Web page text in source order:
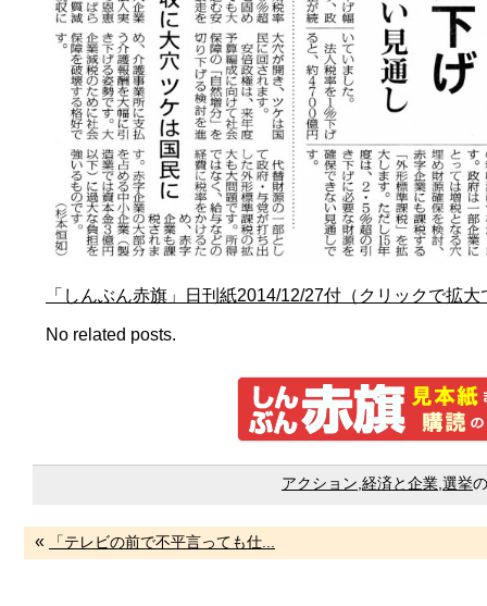
「しんぶん赤旗」日刊紙2014/12/27付（クリックで拡
No related posts.
アクション 経済と企業 選挙
« 「テレビの前で不平言っても仕...